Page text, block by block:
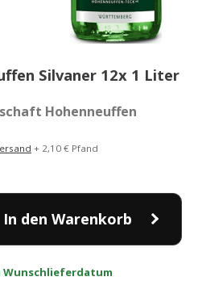
Silvaner 12x 1 Liter
Hohenneuffen
+ 2,10 € Pfand
In den Warenkorb
Wunschlieferdatum